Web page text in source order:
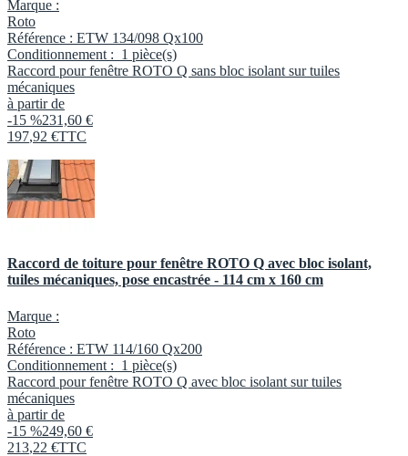
Marque :
Roto
Référence : ETW 134/098 Qx100
Conditionnement : 1 pièce(s)
Raccord pour fenêtre ROTO Q sans bloc isolant sur tuiles
mécaniques
à partir de
-15 %231,60 €
197,92 €TTC
Raccord de toiture pour fenêtre ROTO Q avec bloc isolant,
tuiles mécaniques, pose encastrée - 114 cm x 160 cm
Marque :
Roto
Référence : ETW 114/160 Qx200
Conditionnement : 1 pièce(s)
Raccord pour fenêtre ROTO Q avec bloc isolant sur tuiles
mécaniques
à partir de
-15 %249,60 €
213,22 €TTC